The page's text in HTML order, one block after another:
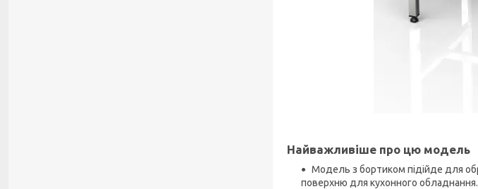
Найважливіше про цю модель
Модель з бортиком підійде для
поверхню для кухонного обладнання.